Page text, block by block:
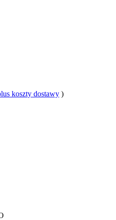
koszty dostawy )